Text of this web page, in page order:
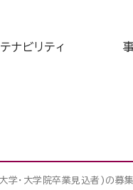
ナビリティ
・大学院卒業見込者)の募